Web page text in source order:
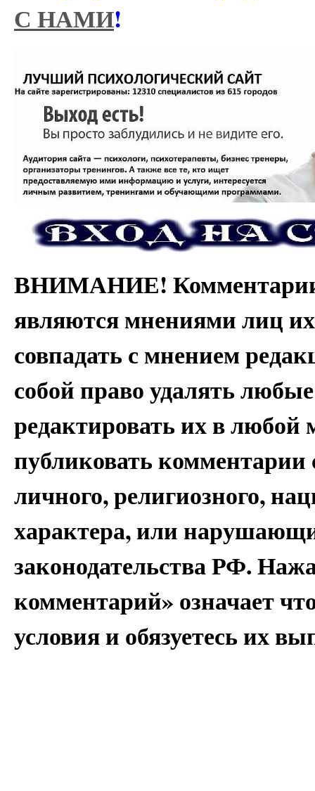
С НАМИ!
ВНИМАНИЕ! Комментарии
являются мнениями лиц
совпадать с мнением
собой право удалять
редактировать их в
публиковать
личного, религиозного,
характера, или
законодательства РФ.
комментарий» означает
условия и обязуетесь их